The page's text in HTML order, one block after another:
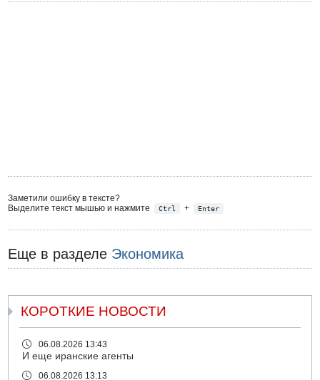
Заметили ошибку в тексте?
Выделите текст мышью и нажмите
Ctrl + Enter
Еще в разделе Экономика
КОРОТКИЕ НОВОСТИ
06.08.2026 13:43
И еще иранские агенты
06.08.2026 13:13